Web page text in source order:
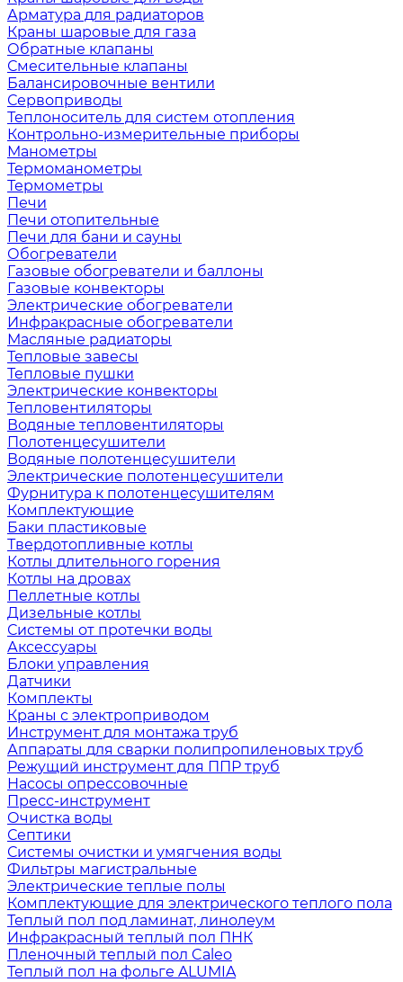
Арматура для радиаторов
Краны шаровые для газа
Обратные клапаны
Смесительные клапаны
Балансировочные вентили
Сервоприводы
Теплоноситель для систем отопления
Контрольно-измерительные приборы
Манометры
Термоманометры
Термометры
Печи
Печи отопительные
Печи для бани и сауны
Обогреватели
Газовые обогреватели и баллоны
Газовые конвекторы
Электрические обогреватели
Инфракрасные обогреватели
Масляные радиаторы
Тепловые завесы
Тепловые пушки
Электрические конвекторы
Тепловентиляторы
Водяные тепловентиляторы
Полотенцесушители
Водяные полотенцесушители
Электрические полотенцесушители
Фурнитура к полотенцесушителям
Комплектующие
Баки пластиковые
Твердотопливные котлы
Котлы длительного горения
Котлы на дровах
Пеллетные котлы
Дизельные котлы
Системы от протечки воды
Аксессуары
Блоки управления
Датчики
Комплекты
Краны с электроприводом
Инструмент для монтажа труб
Аппараты для сварки полипропиленовых труб
Режущий инструмент для ППР труб
Насосы опрессовочные
Пресс-инструмент
Очистка воды
Септики
Системы очистки и умягчения воды
Фильтры магистральные
Электрические теплые полы
Комплектующие для электрического теплого пола
Теплый пол под ламинат, линолеум
Инфракрасный теплый пол ПНК
Пленочный теплый пол Caleo
Теплый пол на фольге ALUMIA